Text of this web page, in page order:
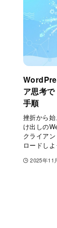
ア思考
手順
挫折から
け出しの
クライア
ロードし
2025年11